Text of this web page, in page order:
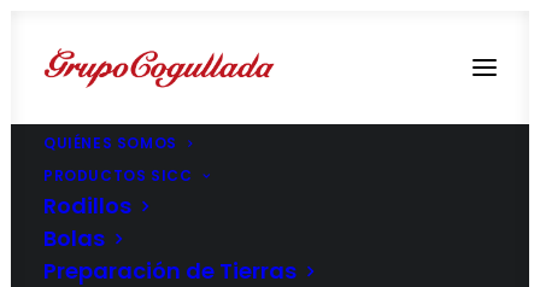
QUIÉNES SOMOS
PRODUCTOS SICC
Rodillos
Bolas
Preparación de Tierras